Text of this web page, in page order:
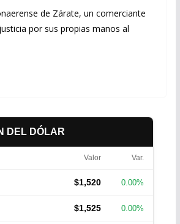
de Zárate, un comerciante
por sus propias manos al
DEL DÓLAR
Valor Var.
$1,520 0.00%
$1,525 0.00%